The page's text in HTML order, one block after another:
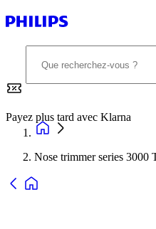
Payez plus tard avec Klarna
Nose trimmer series 3000